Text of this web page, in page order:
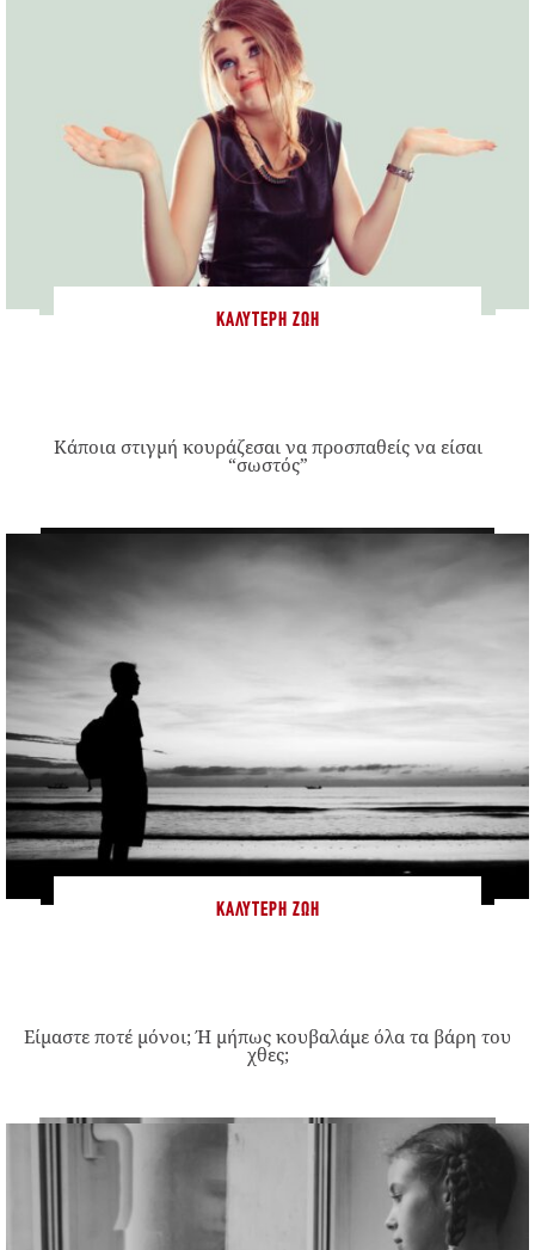
ΚΑΛΎΤΕΡΗ ΖΩΉ
Κάποια στιγμή κουράζεσαι να προσπαθείς να είσαι
“σωστός”
ΚΑΛΎΤΕΡΗ ΖΩΉ
Είμαστε ποτέ μόνοι; Ή μήπως κουβαλάμε όλα τα βάρη του
χθες;